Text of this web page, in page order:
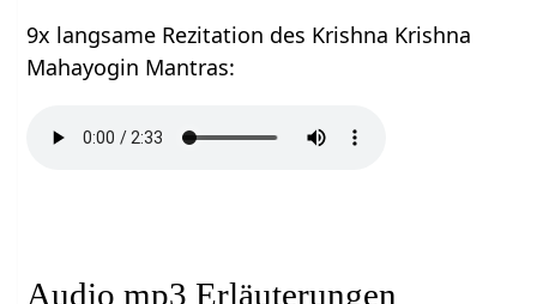
9x langsame Rezitation des Krishna Krishna
Mahayogin Mantras:
Audio mp3 Erläuterungen